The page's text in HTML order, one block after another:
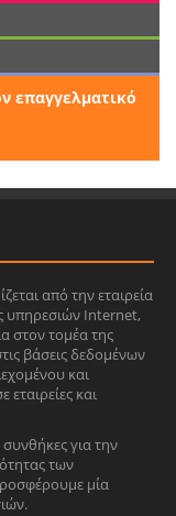
επαγγελματικό
από την εταιρεία
υπηρεσιών Internet,
στον τομέα της
βάσεις δεδομένων
και
και
για την
των
μία